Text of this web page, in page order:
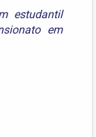
estudantil
em